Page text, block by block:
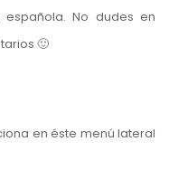
No dudes en
🙂
en éste menú lateral